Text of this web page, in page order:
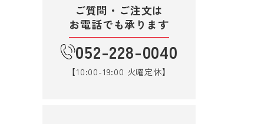
ご質問・ご注文は
お電話でも承ります
052-228-0040
【10:00-19:00 火曜定休】